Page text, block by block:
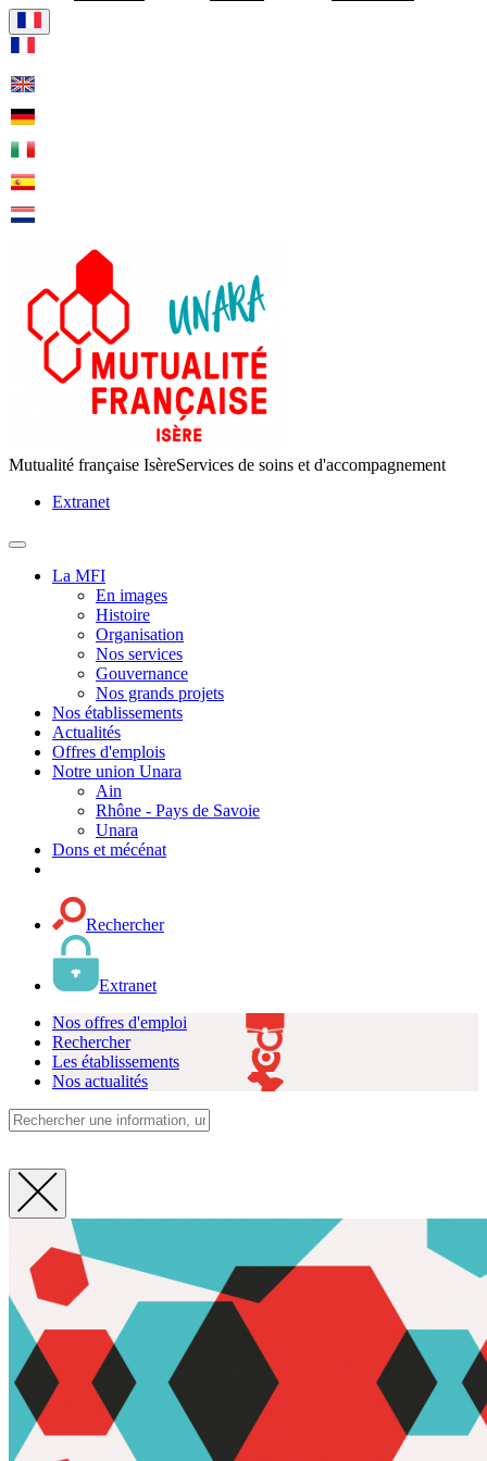
Mutualité française IsèreServices de soins et d'accompagnement
Extranet
MENU
PRINCIPAL
La MFI
En images
Histoire
Organisation
Nos services
Gouvernance
Nos grands projets
Nos établissements
Actualités
Offres d'emplois
Notre union Unara
Ain
Rhône - Pays de Savoie
Unara
Dons et mécénat
Rechercher
Extranet
Nos offres d'emploi
Rechercher
Les établissements
Nos actualités
Fermer
recherche